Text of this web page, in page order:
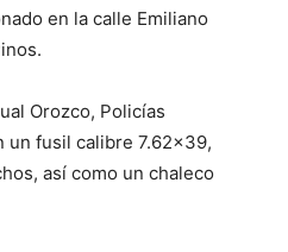
en la calle Emiliano
Orozco, Policías
un fusil calibre 7.62×39,
así como un chaleco